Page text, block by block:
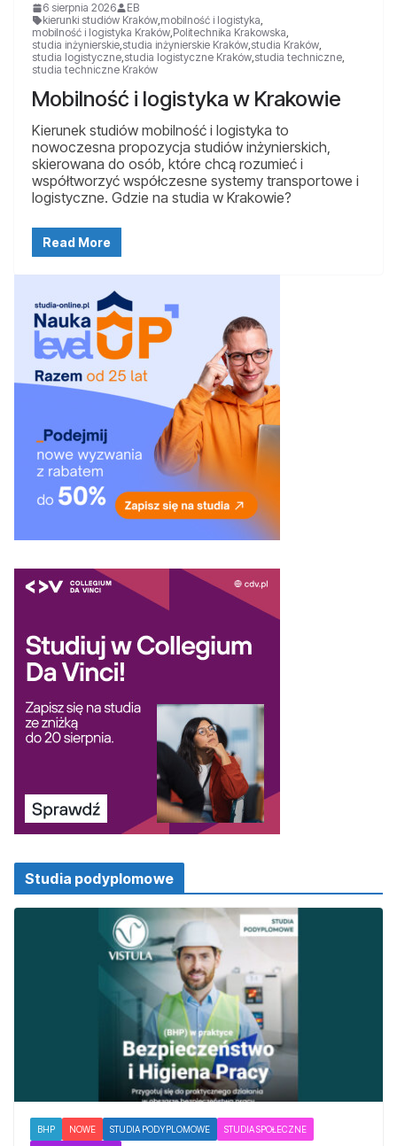
6 sierpnia 2026
EB
kierunki studiów Kraków,mobilność i logistyka,
mobilność i logistyka Kraków,Politechnika Krakowska,
studia inżynierskie,studia inżynierskie Kraków,studia Kraków,
studia logistyczne,studia logistyczne Kraków,studia techniczne,
studia techniczne Kraków
Mobilność i logistyka w Krakowie
Kierunek studiów mobilność i logistyka to
nowoczesna propozycja studiów inżynierskich,
skierowana do osób, które chcą rozumieć i
współtworzyć współczesne systemy transportowe i
logistyczne. Gdzie na studia w Krakowie?
Read More
Studia podyplomowe
BHP NOWE STUDIA PODYPLOMOWE STUDIA SPOŁECZNE